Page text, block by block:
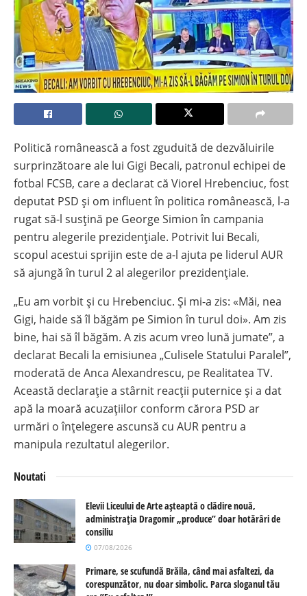
Politică românească a fost zguduită de dezvăluirile
surprinzătoare ale lui Gigi Becali, patronul echipei de
fotbal FCSB, care a declarat că Viorel Hrebenciuc, fost
deputat PSD și om influent în politica românească, l-a
rugat să-l susțină pe George Simion în campania
pentru alegerile prezidențiale. Potrivit lui Becali,
scopul acestui sprijin este de a-l ajuta pe liderul AUR
să ajungă în turul 2 al alegerilor prezidențiale.
„Eu am vorbit și cu Hrebenciuc. Și mi-a zis: «Măi, nea
Gigi, haide să îl băgăm pe Simion în turul doi». Am zis
bine, hai să îl băgăm. A zis acum vreo lună jumate”, a
declarat Becali la emisiunea „Culisele Statului Paralel”,
moderată de Anca Alexandrescu, pe Realitatea TV.
Această declarație a stârnit reacții puternice și a dat
apă la moară acuzațiilor conform cărora PSD ar
urmări o înțelegere ascunsă cu AUR pentru a
manipula rezultatul alegerilor.
Noutati
Elevii Liceului de Arte așteaptă o clădire nouă,
administrația Dragomir „produce” doar hotărâri de
consiliu
07/08/2026
Primare, se scufundă Brăila, când mai asfaltezi, da
corespunzător, nu doar simbolic. Parca sloganul tău